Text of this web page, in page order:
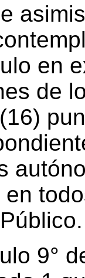
en
de
9°